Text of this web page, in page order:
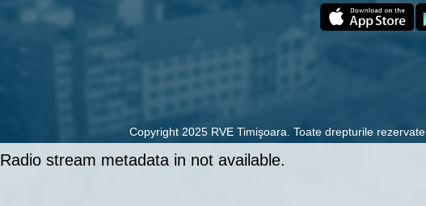
Copyright 2025 RVE Timişoara. Toate drepturile rezervate.
Radio stream metadata in not available.